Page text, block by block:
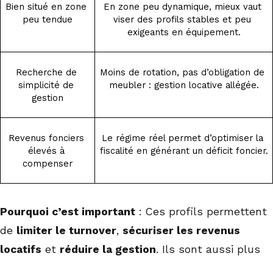
Bien situé en zone
peu tendue
En zone peu dynamique, mieux vaut
viser des profils stables et peu
exigeants en équipement.
Recherche de
simplicité de
gestion
Moins de rotation, pas d’obligation de
meubler : gestion locative allégée.
Revenus fonciers
élevés à
compenser
Le régime réel permet d’optimiser la
fiscalité en générant un déficit foncier.
Pourquoi c’est important : Ces profils permettent
de limiter le turnover, sécuriser les revenus
locatifs et réduire la gestion. Ils sont aussi plus